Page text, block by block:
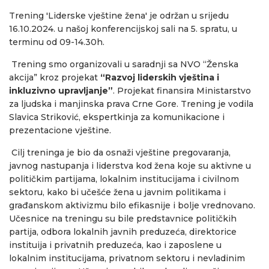
Trening 'Liderske vještine žena' je održan u srijedu
16.10.2024. u našoj konferencijskoj sali na 5. spratu, u
terminu od 09-14.30h.
Trening smo organizovali u saradnji sa NVO “Ženska
akcija” kroz projekat “Razvoj liderskih vještina i
inkluzivno upravljanje”. Projekat finansira Ministarstvo
za ljudska i manjinska prava Crne Gore. Trening je vodila
Slavica Striković, ekspertkinja za komunikacione i
prezentacione vještine.
Cilj treninga je bio da osnaži vještine pregovaranja,
javnog nastupanja i liderstva kod žena koje su aktivne u
političkim partijama, lokalnim institucijama i civilnom
sektoru, kako bi učešće žena u javnim politikama i
građanskom aktivizmu bilo efikasnije i bolje vrednovano.
Učesnice na treningu su bile predstavnice političkih
partija, odbora lokalnih javnih preduzeća, direktorice
instituija i privatnih preduzeća, kao i zaposlene u
lokalnim institucijama, privatnom sektoru i nevladinim